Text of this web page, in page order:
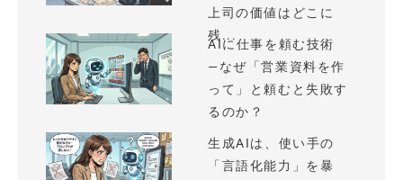
上司の価値はどこに
残...
AIに仕事を頼む技術
—なぜ「営業資料を作
って」と頼むと失敗す
るのか？
生成AIは、使い手の
「言語化能力」を暴